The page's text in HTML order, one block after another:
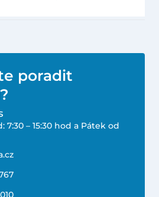
poradit
– 15:30 hod a Pátek od